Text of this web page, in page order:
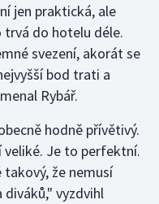
jen praktická, ale
do hotelu déle.
svezení, akorát se
bod trati a
Rybář.
hodně přívětivý.
veliké. Je to perfektní.
že nemusí
vyzdvihl